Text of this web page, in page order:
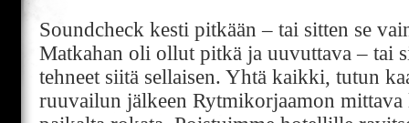
Soundcheck kesti pitkään – tai sitten se
Matkahan oli ollut pitkä ja uuvuttava – tai
tehneet siitä sellaisen. Yhtä kaikki, tutun
ruuvailun jälkeen Rytmikorjaamon